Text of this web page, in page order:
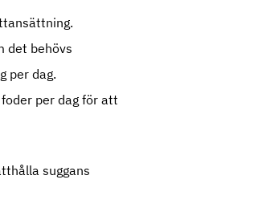
det behövs
per dag.
per dag för att
suggans